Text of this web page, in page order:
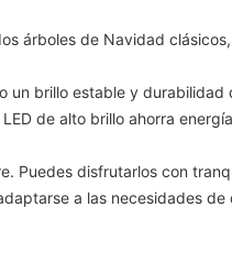
árboles de Navidad
un brillo estable y durabilidad
de alto brillo ahorra
Puedes disfrutarlos con
a las necesidades